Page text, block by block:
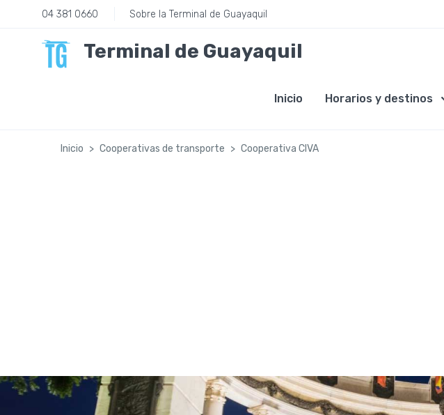
04 381 0660 Sobre la Terminal de Guayaquil
Terminal de Guayaquil
Inicio Horarios y destinos
Inicio Cooperativas de transporte Cooperativa CIVA